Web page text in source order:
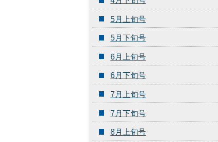
5月上旬号
5月下旬号
6月上旬号
6月下旬号
7月上旬号
7月下旬号
8月上旬号